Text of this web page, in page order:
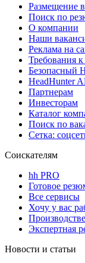
Размещение
Поиск по
О компании
Наши
Реклама на
Требования
Безопасный
HeadHunter
Партнерам
Инвесторам
Каталог
Поиск по
Сетка:
Соискателям
hh PRO
Готовое
Все сервисы
Хочу у вас
Экспертная
Новости и статьи